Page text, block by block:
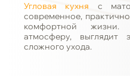
Угловая кухня с
современное,
комфортной
атмосферу, выглядит
сложного ухода.